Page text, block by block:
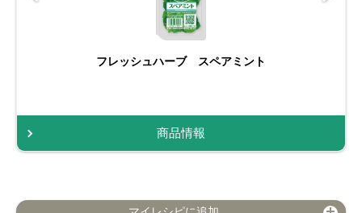
フレッシュハーブ スペアミント
商品情報